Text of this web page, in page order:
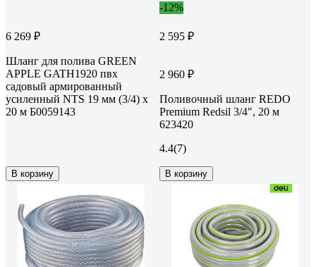
6 269 ₽
Шланг для полива GREEN
APPLE GATH1920 пвх
садовый армированный
усиленный NTS 19 мм (3/4) х
20 м Б0059143
В корзину
-12%
2 595 ₽
2 960 ₽
Поливочный шланг REDO
Premium Redsil 3/4", 20 м
623420
4.4(7)
В корзину